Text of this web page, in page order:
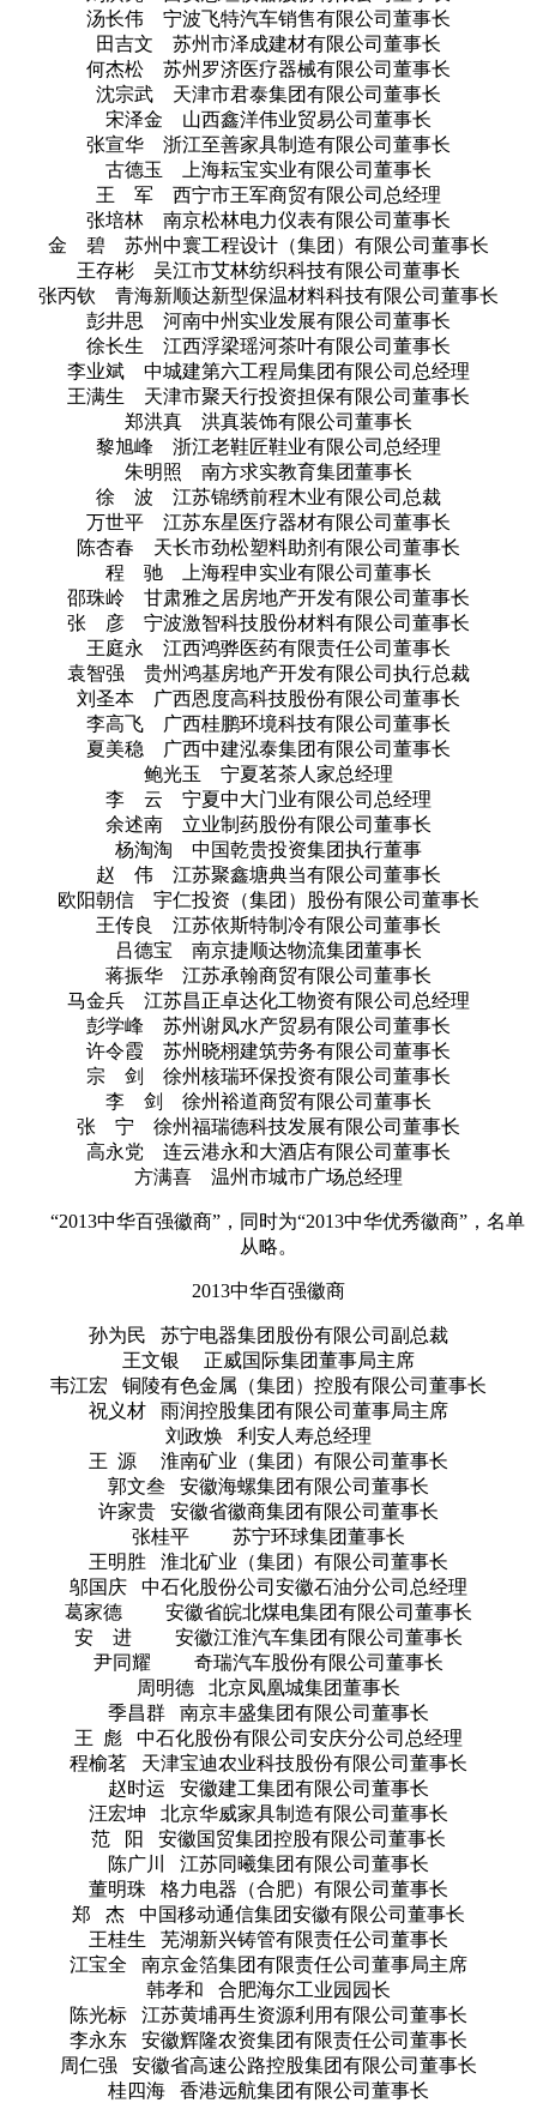
汤长伟 宁波飞特汽车销售有限公司董事长
田吉文 苏州市泽成建材有限公司董事长
何杰松 苏州罗济医疗器械有限公司董事长
沈宗武 天津市君泰集团有限公司董事长
宋泽金 山西鑫洋伟业贸易公司董事长
张宣华 浙江至善家具制造有限公司董事长
古德玉 上海耘宝实业有限公司董事长
王 军 西宁市王军商贸有限公司总经理
张培林 南京松林电力仪表有限公司董事长
金 碧 苏州中寰工程设计（集团）有限公司董事长
王存彬 吴江市艾林纺织科技有限公司董事长
张丙钦 青海新顺达新型保温材料科技有限公司董事长
彭井思 河南中州实业发展有限公司董事长
徐长生 江西浮梁瑶河茶叶有限公司董事长
李业斌 中城建第六工程局集团有限公司总经理
王满生 天津市聚天行投资担保有限公司董事长
郑洪真 洪真装饰有限公司董事长
黎旭峰 浙江老鞋匠鞋业有限公司总经理
朱明照 南方求实教育集团董事长
徐 波 江苏锦绣前程木业有限公司总裁
万世平 江苏东星医疗器材有限公司董事长
陈杏春 天长市劲松塑料助剂有限公司董事长
程 驰 上海程申实业有限公司董事长
邵珠岭 甘肃雅之居房地产开发有限公司董事长
张 彦 宁波激智科技股份材料有限公司董事长
王庭永 江西鸿骅医药有限责任公司董事长
袁智强 贵州鸿基房地产开发有限公司执行总裁
刘圣本 广西恩度高科技股份有限公司董事长
李高飞 广西桂鹏环境科技有限公司董事长
夏美稳 广西中建泓泰集团有限公司董事长
鲍光玉 宁夏茗茶人家总经理
李 云 宁夏中大门业有限公司总经理
余述南 立业制药股份有限公司董事长
杨淘淘 中国乾贵投资集团执行董事
赵 伟 江苏聚鑫塘典当有限公司董事长
欧阳朝信 宇仁投资（集团）股份有限公司董事长
王传良 江苏依斯特制冷有限公司董事长
吕德宝 南京捷顺达物流集团董事长
蒋振华 江苏承翰商贸有限公司董事长
马金兵 江苏昌正卓达化工物资有限公司总经理
彭学峰 苏州谢凤水产贸易有限公司董事长
许令霞 苏州晓栩建筑劳务有限公司董事长
宗 剑 徐州核瑞环保投资有限公司董事长
李 剑 徐州裕道商贸有限公司董事长
张 宁 徐州福瑞德科技发展有限公司董事长
高永党 连云港永和大酒店有限公司董事长
方满喜 温州市城市广场总经理
“2013中华百强徽商”，同时为“2013中华优秀徽商”，名单
从略。
2013中华百强徽商
孙为民 苏宁电器集团股份有限公司副总裁
王文银 正威国际集团董事局主席
韦江宏 铜陵有色金属（集团）控股有限公司董事长
祝义材 雨润控股集团有限公司董事局主席
刘政焕 利安人寿总经理
王 源 淮南矿业（集团）有限公司董事长
郭文叁 安徽海螺集团有限公司董事长
许家贵 安徽省徽商集团有限公司董事长
张桂平 苏宁环球集团董事长
王明胜 淮北矿业（集团）有限公司董事长
邬国庆 中石化股份公司安徽石油分公司总经理
葛家德 安徽省皖北煤电集团有限公司董事长
安 进 安徽江淮汽车集团有限公司董事长
尹同耀 奇瑞汽车股份有限公司董事长
周明德 北京凤凰城集团董事长
季昌群 南京丰盛集团有限公司董事长
王 彪 中石化股份有限公司安庆分公司总经理
程榆茗 天津宝迪农业科技股份有限公司董事长
赵时运 安徽建工集团有限公司董事长
汪宏坤 北京华威家具制造有限公司董事长
范 阳 安徽国贸集团控股有限公司董事长
陈广川 江苏同曦集团有限公司董事长
董明珠 格力电器（合肥）有限公司董事长
郑 杰 中国移动通信集团安徽有限公司董事长
王桂生 芜湖新兴铸管有限责任公司董事长
江宝全 南京金箔集团有限责任公司董事局主席
韩孝和 合肥海尔工业园园长
陈光标 江苏黄埔再生资源利用有限公司董事长
李永东 安徽辉隆农资集团有限责任公司董事长
周仁强 安徽省高速公路控股集团有限公司董事长
桂四海 香港远航集团有限公司董事长